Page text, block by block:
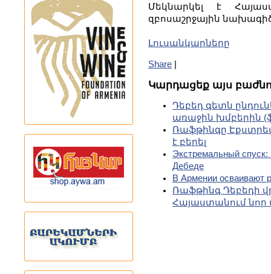
Մեկնարկել է
զբոսաշրջային
Լուսանկարները
Share
Կարդացեք այս
Դեբեդ գետն
առաջին խմբերին
Ռաֆթինգը
է բերել
Экстремальный
Дебеде
В Армении осваивают
Ռաֆթինգ Դեբեդի
Հայաստանում նոր